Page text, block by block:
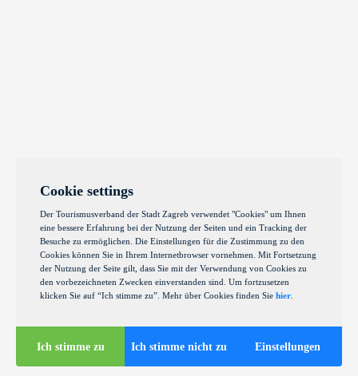
Cookie settings
Der Tourismusverband der Stadt Zagreb verwendet "Cookies" um Ihnen
eine bessere Erfahrung bei der Nutzung der Seiten und ein Tracking der
Besuche zu ermöglichen. Die Einstellungen für die Zustimmung zu den
Cookies können Sie in Ihrem Internetbrowser vornehmen. Mit Fortsetzung
der Nutzung der Seite gilt, dass Sie mit der Verwendung von Cookies zu
den vorbezeichneten Zwecken einverstanden sind. Um fortzusetzen
klicken Sie auf “Ich stimme zu”. Mehr über Cookies finden Sie hier
Ich stimme zu Ich stimme nicht zu Einstellungen